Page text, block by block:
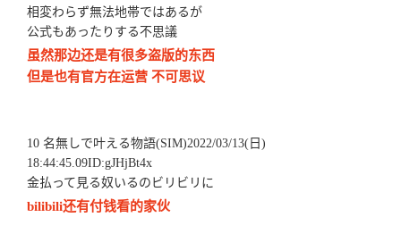
相変わらず無法地帯ではあるが
公式もあったりする不思議
虽然那边还是有很多盗版的东西
但是也有官方在运营 不可思议
10 名無しで叶える物語(SIM)2022/03/13(日)
18:44:45.09ID:gJHjBt4x
金払って見る奴いるのビリビリに
bilibili还有付钱看的家伙